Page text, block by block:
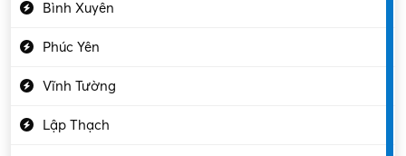
Bình Xuyên
Phúc Yên
Vĩnh Tường
Lập Thạch